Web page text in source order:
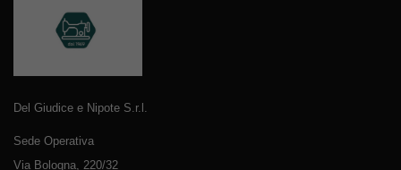
Del Giudice e Nipote S.r.l.
Sede Operativa
Via Bologna, 220/32